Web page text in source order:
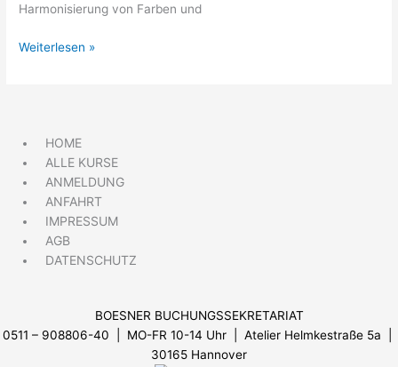
Harmonisierung von Farben und
Weiterlesen »
HOME
ALLE KURSE
ANMELDUNG
ANFAHRT
IMPRESSUM
AGB
DATENSCHUTZ
BOESNER BUCHUNGSSEKRETARIAT
0511 – 908806-40 | MO-FR 10-14 Uhr
| Atelier Helmkestraße 5a |
30165 Hannover